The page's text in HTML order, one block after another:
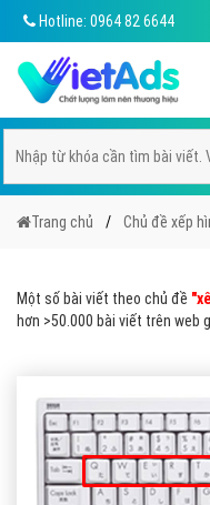
Hotline: 0964 82 6644
Trang chủ Chủ đề xếp
Một số bài viết theo chủ đề
hơn >50.000 bài viết trên web